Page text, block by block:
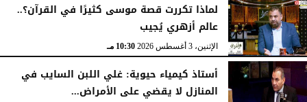
لماذا تكررت قصة موسى كثيرًا في القرآن؟..
عالم أزهري يُجيب
الإثنين، 3 أغسطس 2026 10:30 مـ
أستاذ كيمياء حيوية: غلي اللبن السايب في
المنازل لا يقضي على الأمراض...